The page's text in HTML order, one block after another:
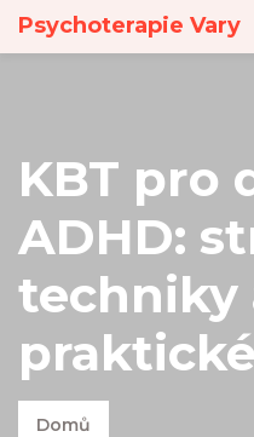
Psychoterapie Vary
KBT pro
ADHD:
techniky
Domů